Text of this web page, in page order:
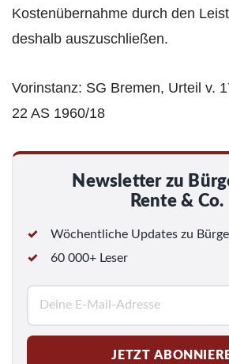
Kostenübernahme durch den
deshalb auszuschließen.
Vorinstanz: SG Bremen, Urteil v.
22 AS 1960/18
Newsletter zu
Rente & Co.
Wöchentliche Updates zu
60 000+ Leser
M
a
JETZT